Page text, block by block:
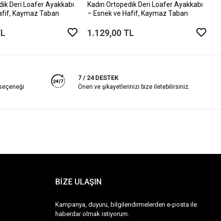
Deri Loafer Ayakkabı
Kaymaz Taban
Kadın Ortopedik Deri Loafer Ayakkabı
– Esnek ve Hafif, Kaymaz Taban
1.129,00 TL
7 / 24 DESTEK
Öneri ve şikayetlerinizi bize iletebilirsiniz.
BİZE ULAŞIN
Kampanya, duyuru, bilgilendirmelerden e-posta ile
haberdar olmak istiyorum.